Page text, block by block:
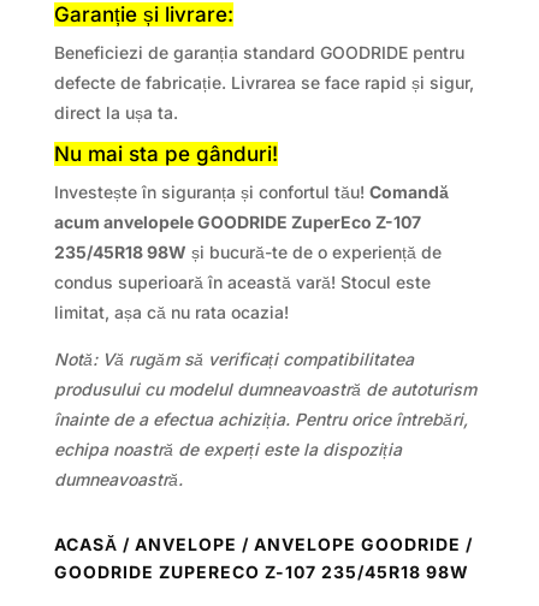
Garanție și livrare:
Beneficiezi de garanția standard GOODRIDE pentru
defecte de fabricație. Livrarea se face rapid și sigur,
direct la ușa ta.
Nu mai sta pe gânduri!
Investește în siguranța și confortul tău! Comandă
acum anvelopele GOODRIDE ZuperEco Z-107
235/45R18 98W și bucură-te de o experiență de
condus superioară în această vară! Stocul este
limitat, așa că nu rata ocazia!
Notă: Vă rugăm să verificați compatibilitatea
produsului cu modelul dumneavoastră de autoturism
înainte de a efectua achiziția. Pentru orice întrebări,
echipa noastră de experți este la dispoziția
dumneavoastră.
ACASĂ / ANVELOPE / ANVELOPE GOODRIDE /
GOODRIDE ZUPERECO Z-107 235/45R18 98W